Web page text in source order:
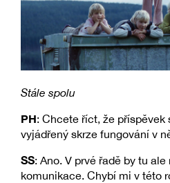
Stále spolu
PH: Chcete říct, že
vyjádřený skrze fungování v
SS: Ano. V prvé řadě by tu
komunikace. Chybí mi v této